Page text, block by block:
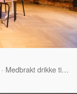
· Medbrakt drikke tillatt